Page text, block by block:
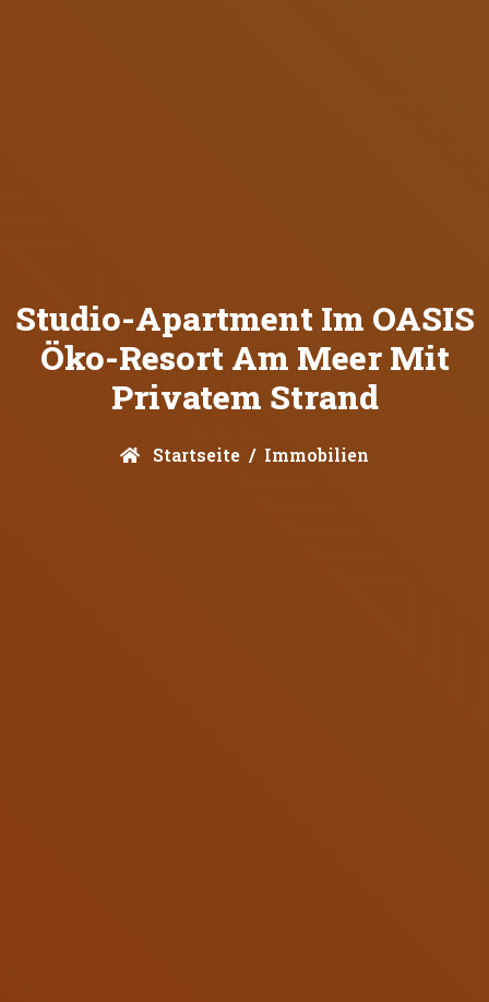
Studio-Apartment Im OASIS
Öko-Resort Am Meer Mit
Privatem Strand
Startseite Immobilien